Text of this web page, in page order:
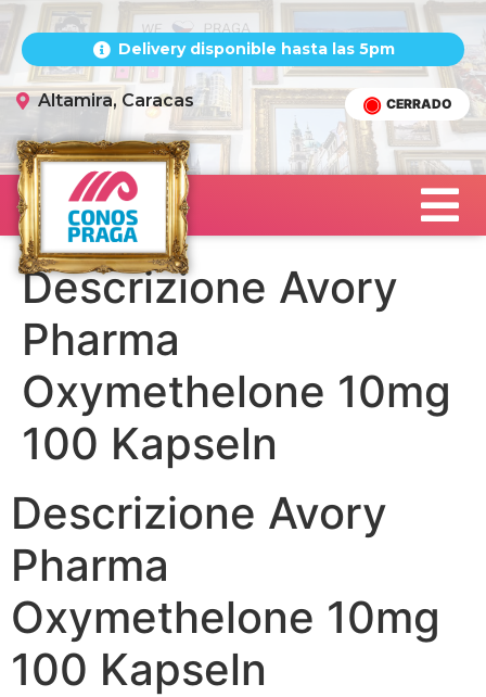
Delivery disponible hasta las 5pm
Altamira, Caracas CERRADO
Descrizione Avory
Pharma
Oxymethelone 10mg
100 Kapseln
Descrizione Avory
Pharma
Oxymethelone 10mg
100 Kapseln